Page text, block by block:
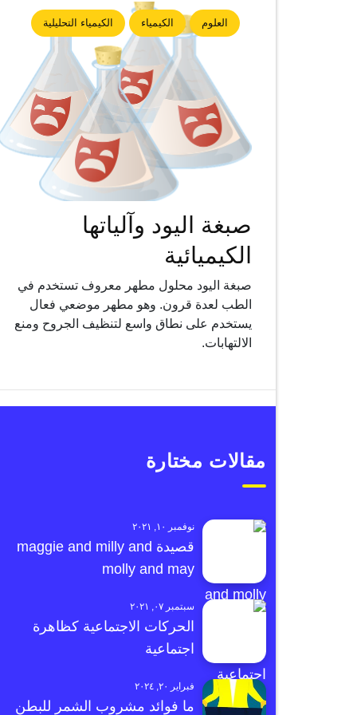
العلوم الكيمياء الكيمياء التحليلية
صبغة اليود وآلياتها
الكيميائية
صبغة اليود محلول مطهر معروف تستخدم في
الطب لعدة قرون. وهو مطهر موضعي فعال
يستخدم على نطاق واسع لتنظيف الجروح ومنع
الالتهابات.
مقالات مختارة
نوفمبر ١٠, ٢٠٢١
قصيدة maggie and milly and
molly and may
سبتمبر ٠٧, ٢٠٢١
الحركات الاجتماعية كظاهرة
اجتماعية
فبراير ٢٠, ٢٠٢٤
ما فوائد مشروب الشمر للبطن